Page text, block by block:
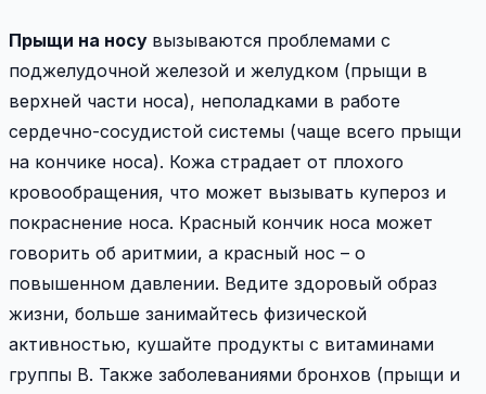
Прыщи на носу вызываются проблемами с
поджелудочной железой и желудком (прыщи в
верхней части носа), неполадками в работе
сердечно-сосудистой системы (чаще всего прыщи
на кончике носа). Кожа страдает от плохого
кровообращения, что может вызывать купероз и
покраснение носа. Красный кончик носа может
говорить об аритмии, а красный нос – о
повышенном давлении. Ведите здоровый образ
жизни, больше занимайтесь физической
активностью, кушайте продукты с витаминами
группы B. Также заболеваниями бронхов (прыщи и